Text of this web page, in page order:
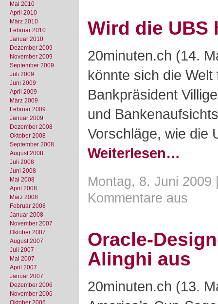
Mai 2010
April 2010
März 2010
Februar 2010
Januar 2010
Dezember 2009
November 2009
September 2009
Juli 2009
Juni 2009
April 2009
März 2009
Februar 2009
Januar 2009
Dezember 2008
Oktober 2008
September 2008
August 2008
Juli 2008
Juni 2008
Mai 2008
April 2008
März 2008
Februar 2008
Januar 2008
November 2007
Oktober 2007
August 2007
Juli 2007
Mai 2007
April 2007
Januar 2007
Dezember 2006
November 2006
Oktober 2006
Wird die UBS
20minuten.ch (14.
könnte sich die
Bankpräsident
und
Vorschläge, wie die
Weiterlesen…
Montag, 8. Juni
Kommentare aus
Oracle-
Alinghi aus
20minuten.ch (13.